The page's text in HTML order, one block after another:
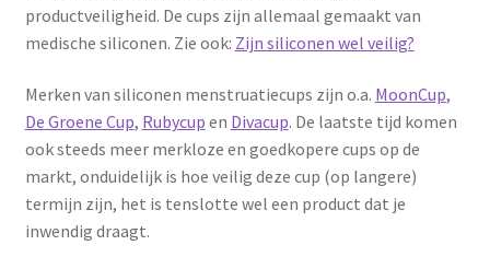
productveiligheid. De cups zijn allemaal gemaakt van
medische siliconen. Zie ook: Zijn siliconen wel veilig?
Merken van siliconen menstruatiecups zijn o.a. MoonCup,
De Groene Cup, Rubycup en Divacup. De laatste tijd komen
ook steeds meer merkloze en goedkopere cups op de
markt, onduidelijk is hoe veilig deze cup (op langere)
termijn zijn, het is tenslotte wel een product dat je
inwendig draagt.